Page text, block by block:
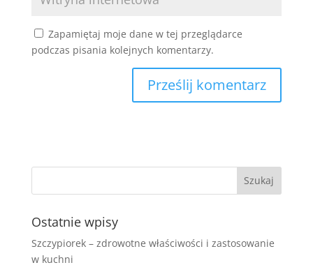
Zapamiętaj moje dane w tej przeglądarce
podczas pisania kolejnych komentarzy.
Ostatnie wpisy
Szczypiorek – zdrowotne właściwości i zastosowanie
w kuchni